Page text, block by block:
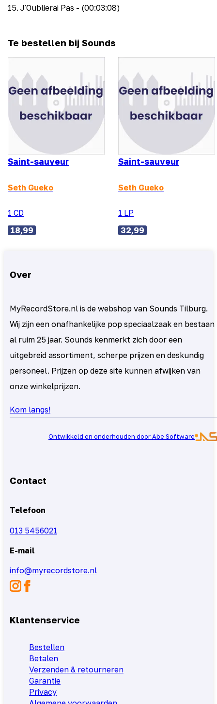
15. J'Oublierai Pas - (00:03:08)
Te bestellen bij Sounds
Saint-sauveur
Seth Gueko
1 CD
18,99
Saint-sauveur
Seth Gueko
1 LP
32,99
Over
MyRecordStore.nl is de webshop van Sounds Tilburg.
Wij zijn een onafhankelijke pop speciaalzaak en bestaan
al ruim 25 jaar. Sounds kenmerkt zich door een
uitgebreid assortiment, scherpe prijzen en deskundig
personeel. Prijzen op deze site kunnen afwijken van
onze winkelprijzen.
Kom langs!
Ontwikkeld en onderhouden door Abe Software
Contact
Telefoon
013 5456021
E-mail
info@myrecordstore.nl
Klantenservice
Bestellen
Betalen
Verzenden & retourneren
Garantie
Privacy